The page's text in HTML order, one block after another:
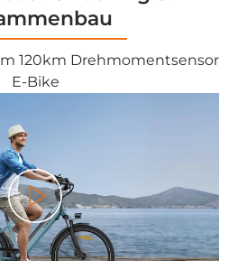
120km Drehmomentsensor
E-Bike
Play